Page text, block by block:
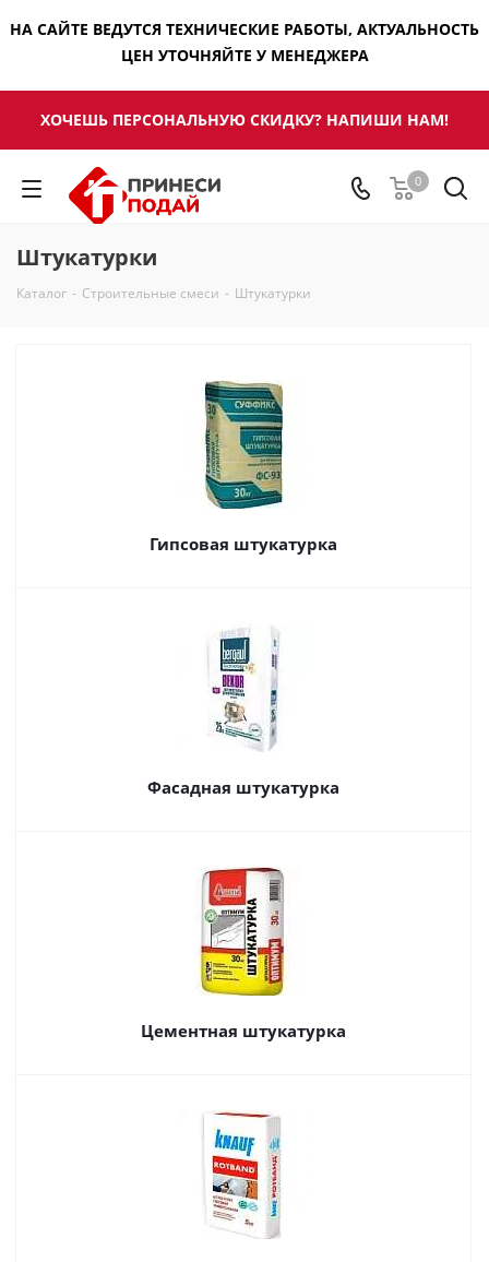
НА САЙТЕ ВЕДУТСЯ ТЕХНИЧЕСКИЕ РАБОТЫ, АКТУАЛЬНОСТЬ
ЦЕН УТОЧНЯЙТЕ У МЕНЕДЖЕРА
ХОЧЕШЬ ПЕРСОНАЛЬНУЮ СКИДКУ? НАПИШИ НАМ!
0
Штукатурки
Каталог - Строительные смеси - Штукатурки
Гипсовая штукатурка
Фасадная штукатурка
Цементная штукатурка